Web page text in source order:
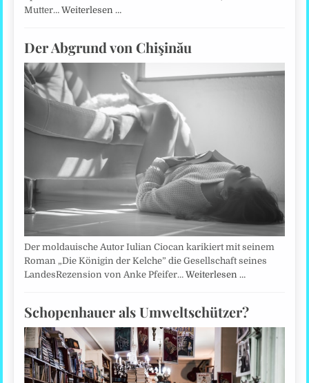
Mutter…Weiterlesen …
Der Abgrund von Chişinău
Der moldauische Autor Iulian Ciocan karikiert mit seinem
Roman „Die Königin der Kelche” die Gesellschaft seines
LandesRezension von Anke Pfeifer…Weiterlesen …
Schopenhauer als Umweltschützer?